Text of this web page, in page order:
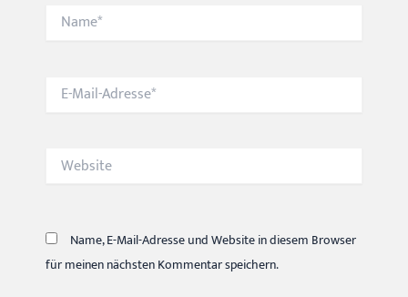
Name*
Mail-
Website
Name, E-Mail-Adresse und Website in diesem Browser
für meinen nächsten Kommentar speichern.